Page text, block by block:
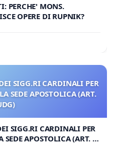
PERCHE' MONS.
OPERE DI RUPNIK?
SIGG.RI CARDINALI PER
SEDE APOSTOLICA (ART.
SIGG.RI CARDINALI PER
APOSTOLICA (ART. 3